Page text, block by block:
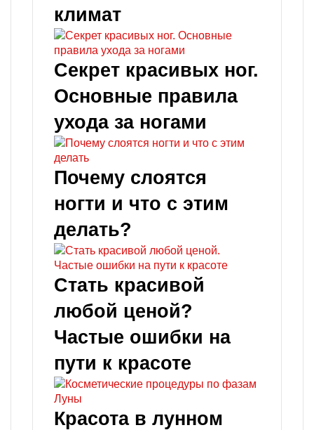
климат
Секрет красивых ног.
Основные правила
ухода за ногами
Почему слоятся
ногти и что с этим
делать?
Стать красивой
любой ценой?
Частые ошибки на
пути к красоте
Красота в лунном